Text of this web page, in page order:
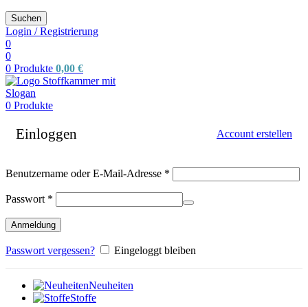
Suchen
Login / Registrierung
0
0
0 Produkte 0,00 €
0 Produkte
Einloggen Account erstellen
Benutzername oder E-Mail-Adresse *
Passwort *
Anmeldung
Passwort vergessen? Eingeloggt bleiben
Neuheiten
Stoffe